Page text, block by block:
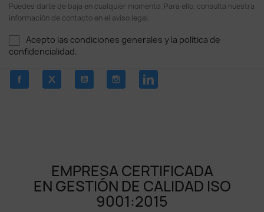
Puedes darte de baja en cualquier momento. Para ello, consulta nuestra
información de contacto en el aviso legal.
Acepto las condiciones generales y la política de
confidencialidad.
FacebookTwitter YouTube Instagram
EMPRESA CERTIFICADA
EN GESTIÓN DE CALIDAD ISO
9001:2015